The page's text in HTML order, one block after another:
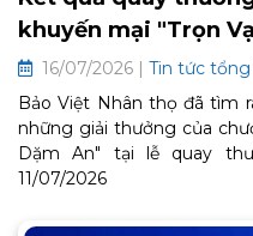
khuyến mại "Trọn
16/07/2026 | Tin tức
Bảo Việt Nhân thọ đã tìm
những giải thưởng của
Dặm An" tại lễ quay
11/07/2026